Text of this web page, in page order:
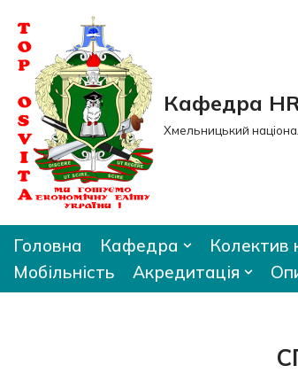
Перейти
до
вмісту
Кафедра
Хмельницький
Головна Кафедра Колектив
Мобільність
Акредитація